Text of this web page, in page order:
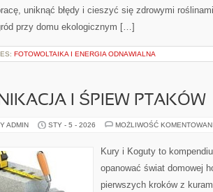
uniknąć błędy i cieszyć się zdrowymi
przy domu ekologicznym […]
FOTOWOLTAIKA I ENERGIA ODNAWIALNA
I ŚPIEW PTAKÓW
ADMIN STY - 5 - 2026 MOŻLIWOŚĆ
Kury i Koguty to
opanować świat domowej
pierwszych kroków z